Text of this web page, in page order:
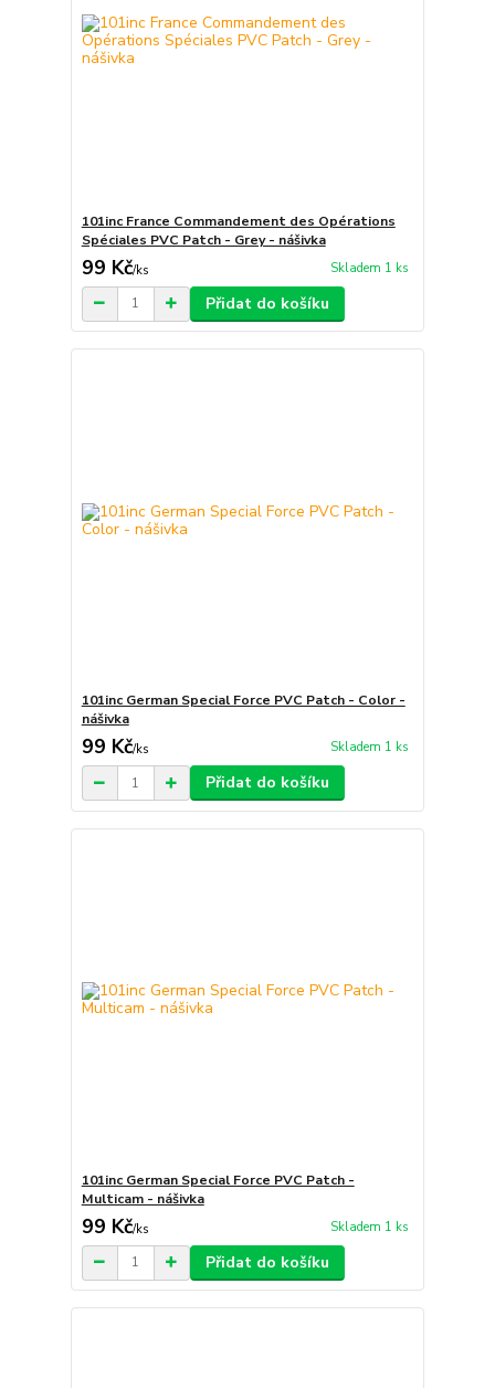
101inc France Commandement des Opérations
Spéciales PVC Patch - Grey - nášivka
99 Kč/ks Skladem 1 ks
Přidat do košíku
101inc German Special Force PVC Patch - Color -
nášivka
99 Kč/ks Skladem 1 ks
Přidat do košíku
101inc German Special Force PVC Patch -
Multicam - nášivka
99 Kč/ks Skladem 1 ks
Přidat do košíku